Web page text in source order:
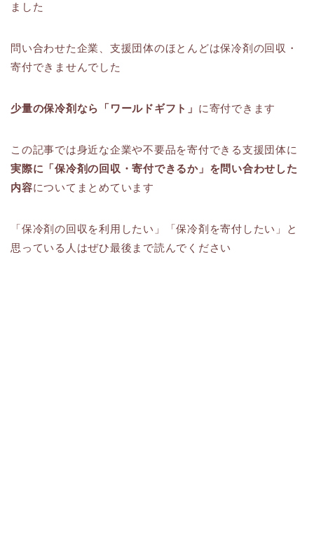
ました
問い合わせた企業、支援団体のほとんどは保冷剤の回収・
寄付できませんでした
少量の保冷剤なら「ワールドギフト」 に寄付できます
この記事では身近な企業や不要品を寄付できる支援団体に
実際に 「保冷剤の回収・寄付できるか」 を問い合わせした
内容についてまとめています
「保冷剤の回収を利用したい」「保冷剤を寄付したい」と
思っている人はぜひ最後まで読んでください